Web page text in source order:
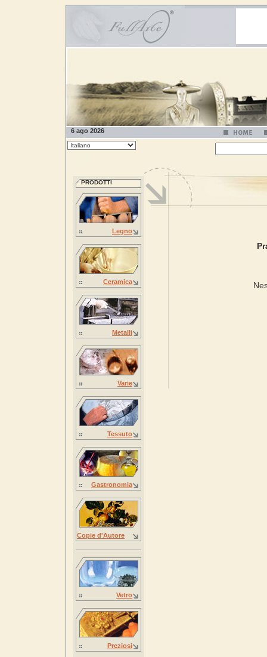
6 ago 2026
PRODOTTI
Legno
Ceramica
Metalli
Varie
Tessuto
Gastronomia
Copie d'Autore
Vetro
Preziosi